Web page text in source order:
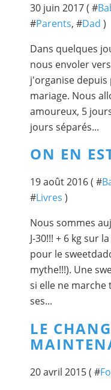
30 juin 2017 ( #
#Parents, #Dad )
Dans quelques
nous envoler
j'organise
mariage. Nous
amoureux, 5
jours séparés...
ON EN
19 août 2016 ( #
#Livres )
Nous sommes
J-30!!! + 6 kg sur
pour le
mythe!!!). Une
si elle ne marche
ses...
LE
20 avril 2015 ( #